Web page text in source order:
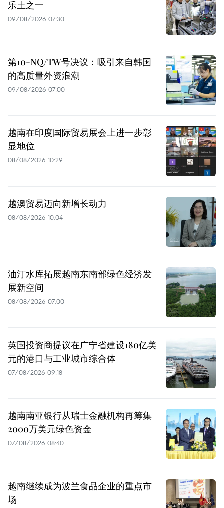
乐土之一
09/08/2026 07:30
第10-NQ/TW号决议：吸引来自韩国
的高质量外资浪潮
09/08/2026 07:00
越南在印度国际贸易展会上进一步彰
显地位
08/08/2026 10:29
越澳贸易迈向新增长动力
08/08/2026 10:04
油汀水库拓展越南东南部绿色经济发
展新空间
08/08/2026 07:00
英国投资商提议在广宁省建设180亿美
元的港口与工业城市综合体
07/08/2026 09:18
越南南亚银行从瑞士金融机构再筹集
2000万美元绿色资金
07/08/2026 08:40
越南继续成为波兰食品企业的重点市
场